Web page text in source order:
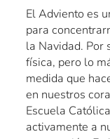
El Adviento es
para
la Navidad. Por
física, pero lo
medida que
en nuestros
Escuela
activamente a